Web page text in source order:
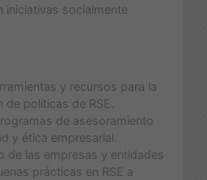
iniciativas socialmente
y recursos para la
políticas de RSE.
de asesoramiento
y ética empresarial.
de las empresas y entidades
prácticas en RSE a